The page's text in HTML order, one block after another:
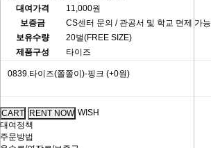
대여가격
11,000원
보증금
CS센터 문의 / 관공서 및 학교 면제 가능
보유수량
20벌(FREE SIZE)
제품구성
타이즈
0839.타이즈(쫄쫄이)-핑크 (+0원)
WISH
대여정책
주문방법